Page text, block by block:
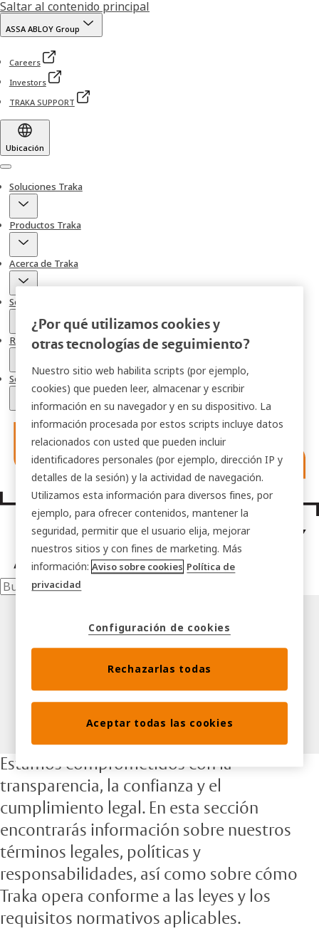
Saltar al contenido principal
ASSA ABLOY Group
Careers
Investors
TRAKA SUPPORT
Ubicación
Menu
Soluciones Traka
Productos Traka
Acerca de Traka
Servicios de Soporte y Soluciones
Recursos
Soluciones sectoriales
Centro legal
Estamos comprometidos con la
transparencia, la confianza y el
cumplimiento legal. En esta sección
encontrarás información sobre nuestros
términos legales, políticas y
responsabilidades, así como sobre cómo
Traka opera conforme a las leyes y los
requisitos normativos aplicables.
¿Por qué utilizamos cookies y
otras tecnologías de seguimiento?
Nuestro sitio web habilita scripts (por ejemplo,
cookies) que pueden leer, almacenar y escribir
información en su navegador y en su dispositivo. La
información procesada por estos scripts incluye datos
relacionados con usted que pueden incluir
identificadores personales (por ejemplo, dirección IP y
detalles de la sesión) y la actividad de navegación.
Utilizamos esta información para diversos fines, por
ejemplo, para ofrecer contenidos, mantener la
seguridad, permitir que el usuario elija, mejorar
nuestros sitios y con fines de marketing. Más
información:Aviso sobre cookies Política de
privacidad
Configuración de cookies
Rechazarlas todas
Aceptar todas las cookies